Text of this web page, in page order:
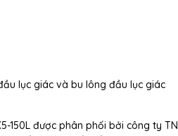
lục giác và bu lông đầu lục giác
150L được phân phối bởi công ty